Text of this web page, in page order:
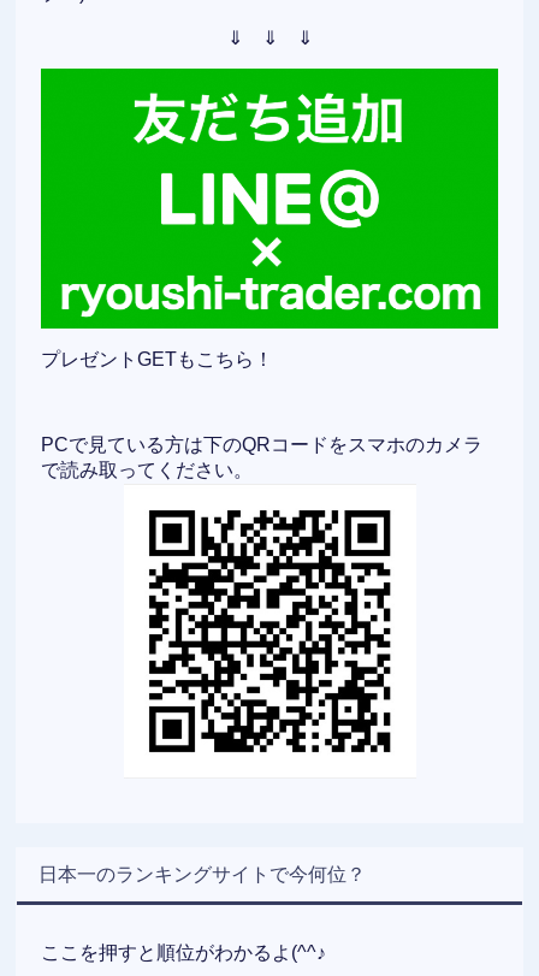
⇓ ⇓ ⇓
プレゼントGETもこちら！
PCで見ている方は下のQRコードをスマホのカメラ
で読み取ってください。
日本一のランキングサイトで今何位？
ここを押すと順位がわかるよ(^^♪